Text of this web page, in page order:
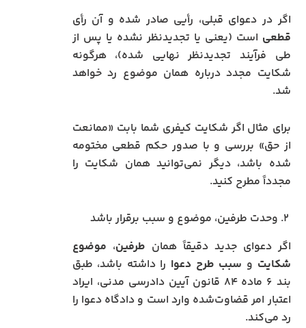
اگر در دعوای قبلی، رأیی صادر شده و آن رأی
قطعی است (یعنی یا تجدیدنظر نشده یا پس از
طی فرآیند تجدیدنظر نهایی شده)، هرگونه
شکایت مجدد درباره همان موضوع رد خواهد
شد.
برای مثال اگر شکایت کیفری شما بابت «ممانعت
از حق» بررسی و با صدور حکم قطعی مختومه
شده باشد، دیگر نمی‌توانید همان شکایت را
مجدداً مطرح کنید.
اگر دعوای جدید دقیقاً همان طرفین، موضوع
شکایت و سبب طرح دعوا را داشته باشد، طبق
بند ۶ ماده ۸۴ قانون آیین دادرسی مدنی، ایراد
اعتبار امر قضاوت‌شده وارد است و دادگاه دعوا را
رد می‌کند.